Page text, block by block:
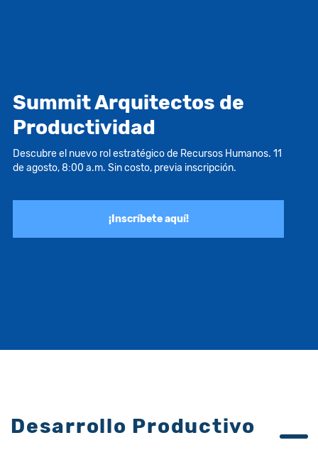
Summit Arquitectos de
Productividad
Descubre el nuevo rol estratégico de Recursos Humanos. 11
de agosto, 8:00 a.m. Sin costo, previa inscripción.
¡Inscríbete aquí!
Desarrollo Productivo